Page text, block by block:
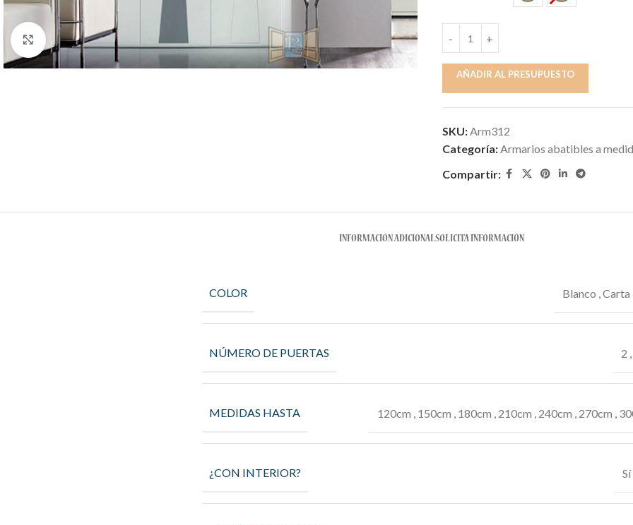
Clic para ampliar
AÑADIR AL PRESUPUESTO
SKU:Arm312
Categoría:Armarios abatibles a
Compartir:
INFORMACIÓN ADICIONALSOLICITA INFORMACIÓN
COLOR Blanco Carta
NÚMERO DE PUERTAS 2
MEDIDAS HASTA 120cm 150cm 180cm 210cm 240cm 270cm
¿CON INTERIOR? Sí